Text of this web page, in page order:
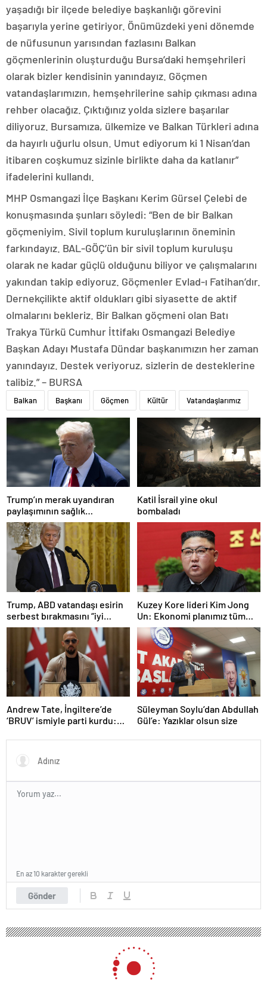
yaşadığı bir ilçede belediye başkanlığı görevini
başarıyla yerine getiriyor. Önümüzdeki yeni dönemde
de nüfusunun yarısından fazlasını Balkan
göçmenlerinin oluşturduğu Bursa’daki hemşehrileri
olarak bizler kendisinin yanındayız. Göçmen
vatandaşlarımızın, hemşehrilerine sahip çıkması adına
rehber olacağız. Çıktığınız yolda sizlere başarılar
diliyoruz. Bursamıza, ülkemize ve Balkan Türkleri adına
da hayırlı uğurlu olsun. Umut ediyorum ki 1 Nisan’dan
itibaren coşkumuz sizinle birlikte daha da katlanır”
ifadelerini kullandı.
MHP Osmangazi İlçe Başkanı Kerim Gürsel Çelebi de
konuşmasında şunları söyledi: “Ben de bir Balkan
göçmeniyim. Sivil toplum kuruluşlarının öneminin
farkındayız. BAL-GÖÇ’ün bir sivil toplum kuruluşu
olarak ne kadar güçlü olduğunu biliyor ve çalışmalarını
yakından takip ediyoruz. Göçmenler Evlad-ı Fatihan’dır.
Dernekçilikte aktif oldukları gibi siyasette de aktif
olmalarını bekleriz. Bir Balkan göçmeni olan Batı
Trakya Türkü Cumhur İttifakı Osmangazi Belediye
Başkan Adayı Mustafa Dündar başkanımızın her zaman
yanındayız. Destek veriyoruz, sizlerin de desteklerine
talibiz.” – BURSA
Balkan Başkanı Göçmen Kültür Vatandaşlarımız
Trump’ın merak uyandıran
paylaşımının sağlık
sistemiyle ilgili kararname
olduğu anlaşıldı
Katil İsrail yine okul
bombaladı
Trump, ABD vatandaşı esirin
serbest bırakmasını “iyi
niyetle atılmış bir adım”
olarak değerlendirdi
Kuzey Kore lideri Kim Jong
Un: Ekonomi planımız tüm
sektörlerde başarısız oldu
Andrew Tate, İngiltere’de
‘BRUV’ ismiyle parti kurdu:
propagandasını
yasaklayacağız’
Süleyman Soylu’dan Abdullah
Gül’e: Yazıklar olsun size
Gönder
En az 10 karakter gerekli